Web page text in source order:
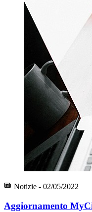
Notizie - 02/05/2022
Aggiornamento